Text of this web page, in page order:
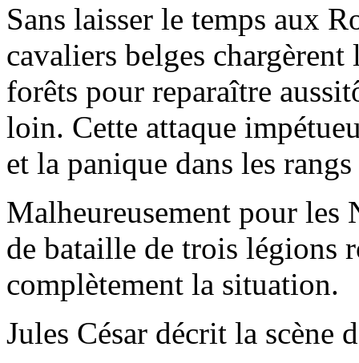
Sans laisser le temps aux
cavaliers belges chargèrent
forêts pour reparaître
loin. Cette attaque
et la panique dans les
Malheureusement pour les
de bataille de trois légions
complètement la situation.
Jules César décrit la scène